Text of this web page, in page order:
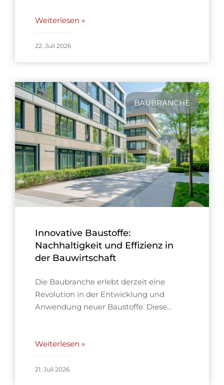
Weiterlesen »
22. Juli 2026
BAUBRANCHE
Innovative Baustoffe:
Nachhaltigkeit und Effizienz in
der Bauwirtschaft
Die Baubranche erlebt derzeit eine
Revolution in der Entwicklung und
Anwendung neuer Baustoffe. Diese…
Weiterlesen »
21. Juli 2026